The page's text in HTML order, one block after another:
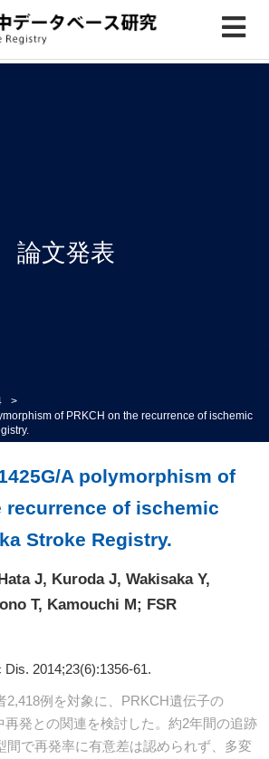
論文発表
of PRKCH on the recurrence of ischemic
A polymorphism of
recurrence of ischemic
Stroke Registry.
J, Kuroda J, Wakisaka Y,
T, Kamouchi M; FSR
2014;23(6):1356-61.
2,418例を対象に、PRKCH遺伝子の
再発との関連を検討した。約2年間の追跡
間で再発率に有意差は認められず、多変